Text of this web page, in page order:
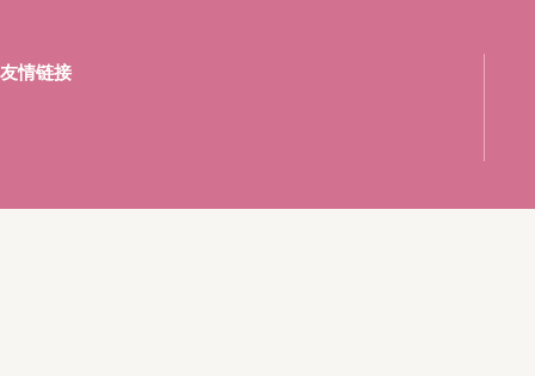
友情链接